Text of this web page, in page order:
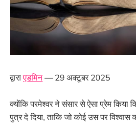
द्वाराएडमिन— 29 अक्टूबर 2025
क्योंकि परमेश्वर ने संसार से ऐसा प्रेम किया
पुत्र दे दिया, ताकि जो कोई उस पर विश्वास